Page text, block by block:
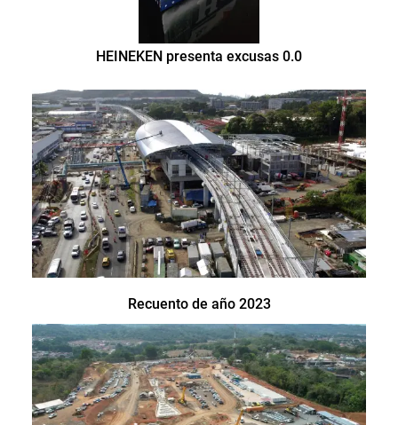
HEINEKEN presenta excusas 0.0
Recuento de año 2023